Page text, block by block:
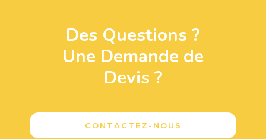
Des Questions ?
Une Demande de
Devis ?
CONTACTEZ-NOUS